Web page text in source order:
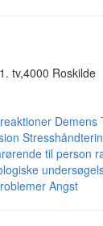
tv,4000 Roskilde
Demens
til person
Angst